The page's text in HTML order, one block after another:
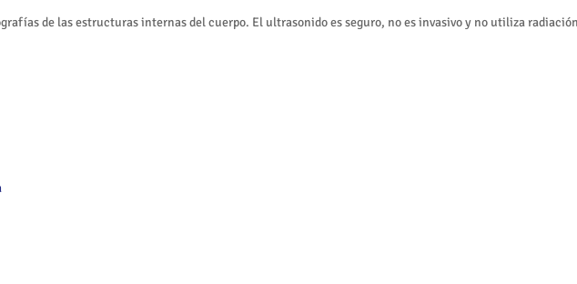
de las estructuras internas del cuerpo. El ultrasonido es seguro, no es invasivo y no utiliza